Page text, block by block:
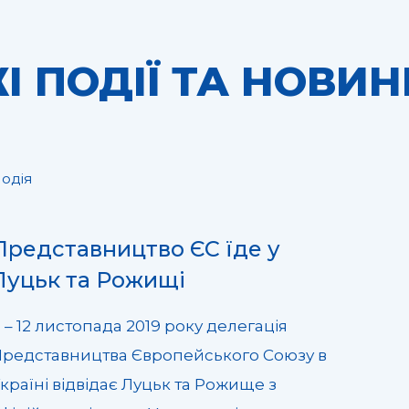
ПОДІЇ ТА
ЄС їде у
та Рожищі
– 12 листопада 2019 року делегація
Європейського Союзу в
відвідає Луцьк та Рожище з